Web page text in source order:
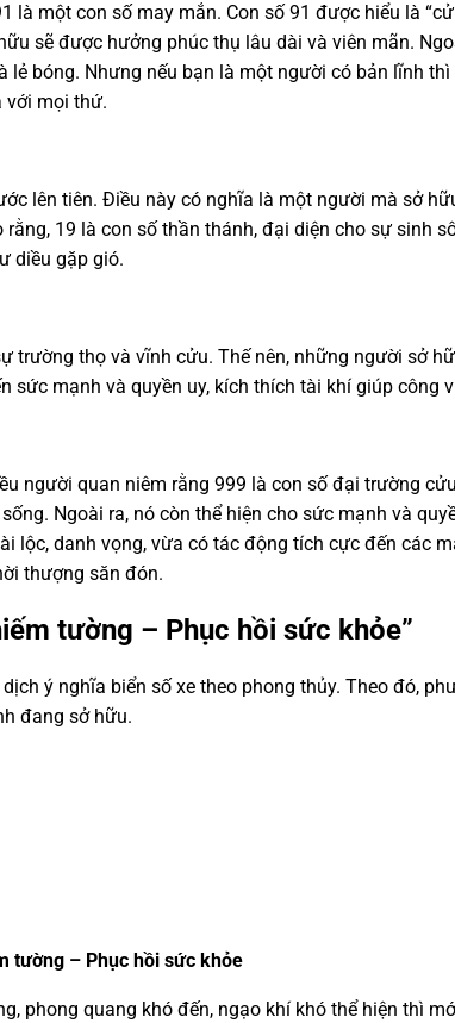
là một con số may mắn. Con số 91 được hiểu là
sẽ được hưởng phúc thụ lâu dài và viên mãn.
bóng. Nhưng nếu bạn là một người có bản lĩnh
với mọi thứ.
lên tiên. Điều này có nghĩa là một người mà sở
19 là con số thần thánh, đại diện cho sự sinh
diều gặp gió.
trường thọ và vĩnh cửu. Thế nên, những người sở
sức mạnh và quyền uy, kích thích tài khí giúp công
người quan niêm rằng 999 là con số đại trường
Ngoài ra, nó còn thể hiện cho sức mạnh và
lộc, danh vọng, vừa có tác động tích cực đến các
thượng săn đón.
tường – Phục hồi sức khỏe”
ý nghĩa biển số xe theo phong thủy. Theo đó,
đang sở hữu.
tường – Phục hồi sức khỏe
phong quang khó đến, ngạo khí khó thể hiện thì